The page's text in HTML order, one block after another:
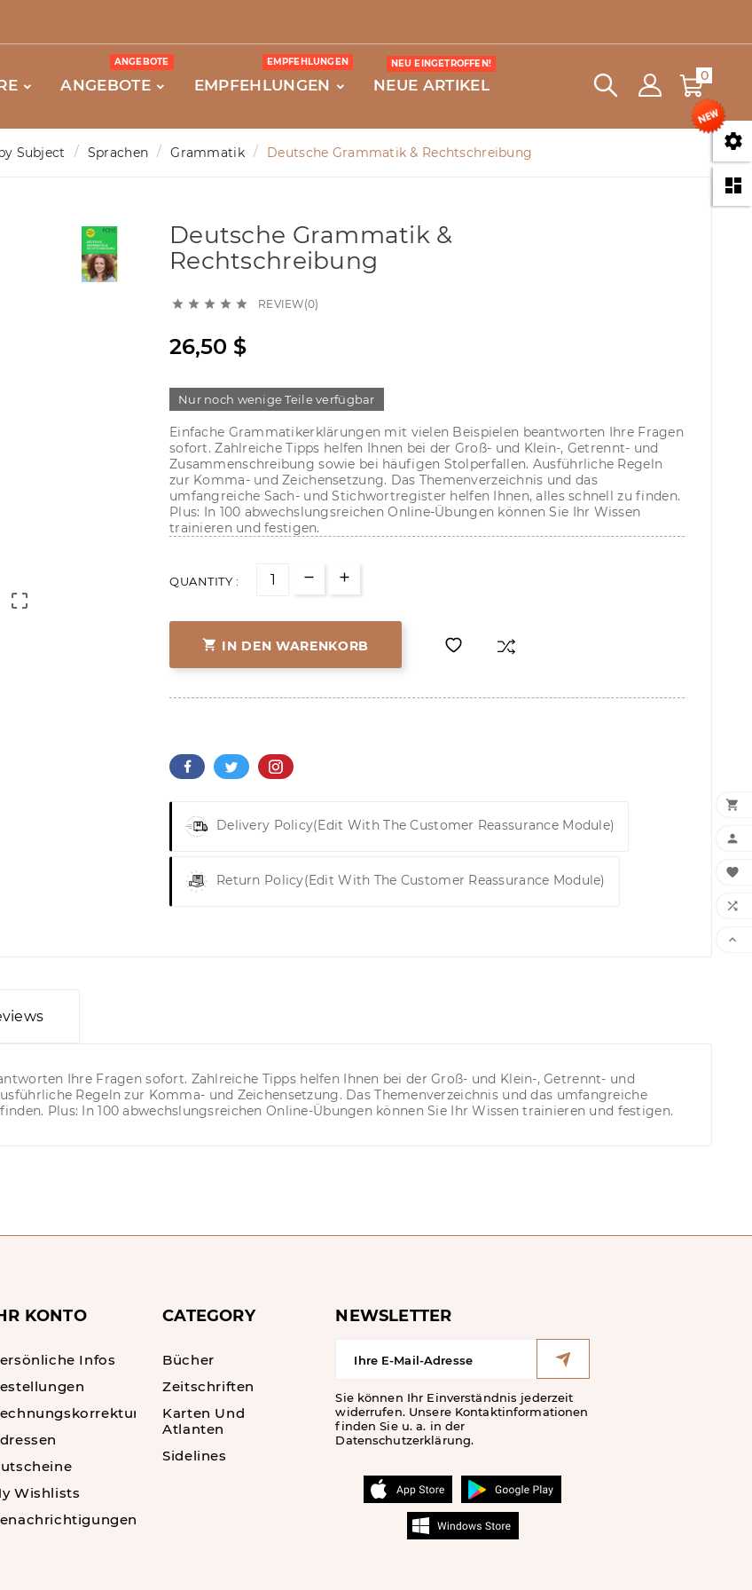


ANGEBOTE
ANGEBOTE
EMPFEHLUNGEN
EMPFEHLUNGEN
NEUE ARTIKEL
NEU EINGETROFFEN!
0
Subject Sprachen Grammatik Deutsche Grammatik & Rechtschreibung

Deutsche Grammatik &
Rechtschreibung
     REVIEW(0)
26,50 $
Nur noch wenige Teile verfügbar
Einfache Grammatikerklärungen mit vielen Beispielen beantworten Ihre Fragen
sofort. Zahlreiche Tipps helfen Ihnen bei der Groß- und Klein-, Getrennt- und
Zusammenschreibung sowie bei häufigen Stolperfallen. Ausführliche Regeln
zur Komma- und Zeichensetzung. Das Themenverzeichnis und das
umfangreiche Sach- und Stichwortregister helfen Ihnen, alles schnell zu finden.
Plus: In 100 abwechslungsreichen Online-Übungen können Sie Ihr Wissen
trainieren und festigen.
QUANTITY :
 IN DEN WARENKORB
Delivery Policy(edit With The Customer Reassurance Module)
Return Policy(edit With The Customer Reassurance Module)
Ihre Fragen sofort. Zahlreiche Tipps helfen Ihnen bei der Groß- und Klein-, Getrennt- und
Regeln zur Komma- und Zeichensetzung. Das Themenverzeichnis und das umfangreiche
Plus: In 100 abwechslungsreichen Online-Übungen können Sie Ihr Wissen trainieren und festigen.
KONTO
Infos
Wishlists
CATEGORY
Bücher
Zeitschriften
Karten Und
Atlanten
Sidelines
NEWSLETTER
Sie können Ihr Einverständnis jederzeit
widerrufen. Unsere Kontaktinformationen
finden Sie u. a. in der
Datenschutzerklärung.




